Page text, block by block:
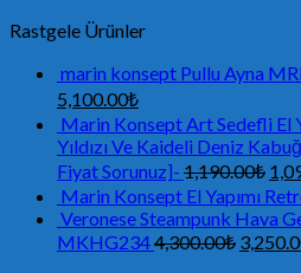
Rastgele Ürünler
marin konsept Pullu Ayna
5,100.00₺
Marin Konsept Art Sedefli El
Yıldızı Ve Kaideli Deniz
Fiyat Sorunuz]- 1,190.00₺
Marin Konsept El Yapımı
Veronese Steampunk Hava
MKHG2344,300.00₺